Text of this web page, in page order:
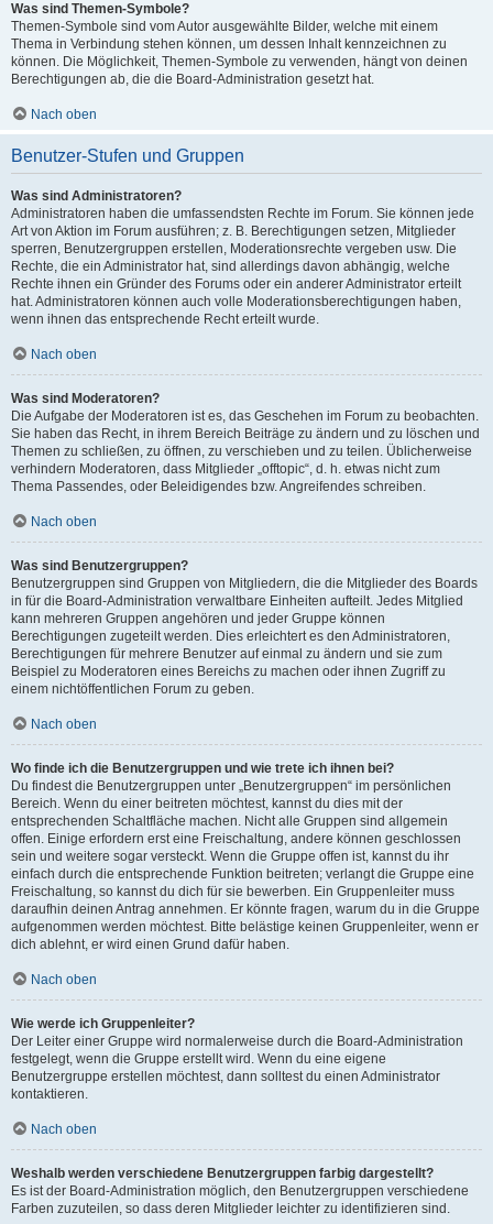
Was sind Themen-Symbole?
Themen-Symbole sind vom Autor ausgewählte Bilder, welche mit einem
Thema in Verbindung stehen können, um dessen Inhalt kennzeichnen zu
können. Die Möglichkeit, Themen-Symbole zu verwenden, hängt von deinen
Berechtigungen ab, die die Board-Administration gesetzt hat.
Nach oben
Benutzer-Stufen und Gruppen
Was sind Administratoren?
Administratoren haben die umfassendsten Rechte im Forum. Sie können jede
Art von Aktion im Forum ausführen; z. B. Berechtigungen setzen, Mitglieder
sperren, Benutzergruppen erstellen, Moderationsrechte vergeben usw. Die
Rechte, die ein Administrator hat, sind allerdings davon abhängig, welche
Rechte ihnen ein Gründer des Forums oder ein anderer Administrator erteilt
hat. Administratoren können auch volle Moderationsberechtigungen haben,
wenn ihnen das entsprechende Recht erteilt wurde.
Nach oben
Was sind Moderatoren?
Die Aufgabe der Moderatoren ist es, das Geschehen im Forum zu beobachten.
Sie haben das Recht, in ihrem Bereich Beiträge zu ändern und zu löschen und
Themen zu schließen, zu öffnen, zu verschieben und zu teilen. Üblicherweise
verhindern Moderatoren, dass Mitglieder „offtopic“, d. h. etwas nicht zum
Thema Passendes, oder Beleidigendes bzw. Angreifendes schreiben.
Nach oben
Was sind Benutzergruppen?
Benutzergruppen sind Gruppen von Mitgliedern, die die Mitglieder des Boards
in für die Board-Administration verwaltbare Einheiten aufteilt. Jedes Mitglied
kann mehreren Gruppen angehören und jeder Gruppe können
Berechtigungen zugeteilt werden. Dies erleichtert es den Administratoren,
Berechtigungen für mehrere Benutzer auf einmal zu ändern und sie zum
Beispiel zu Moderatoren eines Bereichs zu machen oder ihnen Zugriff zu
einem nichtöffentlichen Forum zu geben.
Nach oben
Wo finde ich die Benutzergruppen und wie trete ich ihnen bei?
Du findest die Benutzergruppen unter „Benutzergruppen“ im persönlichen
Bereich. Wenn du einer beitreten möchtest, kannst du dies mit der
entsprechenden Schaltfläche machen. Nicht alle Gruppen sind allgemein
offen. Einige erfordern erst eine Freischaltung, andere können geschlossen
sein und weitere sogar versteckt. Wenn die Gruppe offen ist, kannst du ihr
einfach durch die entsprechende Funktion beitreten; verlangt die Gruppe eine
Freischaltung, so kannst du dich für sie bewerben. Ein Gruppenleiter muss
daraufhin deinen Antrag annehmen. Er könnte fragen, warum du in die Gruppe
aufgenommen werden möchtest. Bitte belästige keinen Gruppenleiter, wenn er
dich ablehnt, er wird einen Grund dafür haben.
Nach oben
Wie werde ich Gruppenleiter?
Der Leiter einer Gruppe wird normalerweise durch die Board-Administration
festgelegt, wenn die Gruppe erstellt wird. Wenn du eine eigene
Benutzergruppe erstellen möchtest, dann solltest du einen Administrator
kontaktieren.
Nach oben
Weshalb werden verschiedene Benutzergruppen farbig dargestellt?
Es ist der Board-Administration möglich, den Benutzergruppen verschiedene
Farben zuzuteilen, so dass deren Mitglieder leichter zu identifizieren sind.